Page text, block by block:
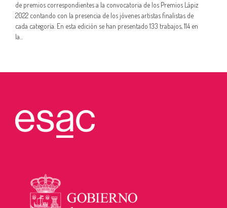
de premios correspondientes a la convocatoria de los Premios Lápiz
2022 contando con la presencia de los jóvenes artistas finalistas de
cada categoría. En esta edición se han presentado 133 trabajos, 114 en
la...